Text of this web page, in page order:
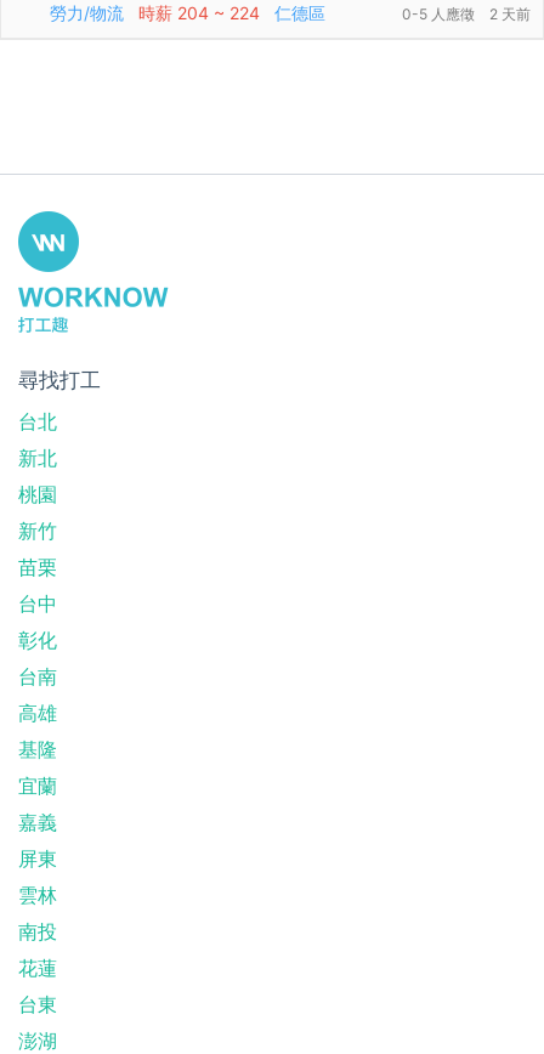
勞力/物流
時薪 204 ~ 224 仁德區 0-5 人應徵 2 天前
尋找打工
台北
新北
桃園
新竹
苗栗
台中
彰化
台南
高雄
基隆
宜蘭
嘉義
屏東
雲林
南投
花蓮
台東
澎湖